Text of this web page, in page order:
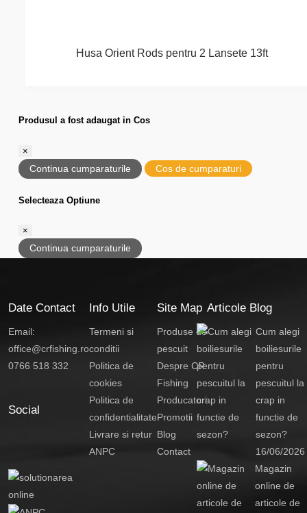
Husa Orient Rods pentru 2 Lansete 13ft
Produsul a fost adaugat in Cos
×
Continua cumparaturile Cos de cumparaturi
Selecteaza Optiune
×
Continua cumparaturile
Date Contact
Email:
office@crfishing.ro
0766 518 332
Social
Info Utile
Termeni si
conditii
Politica de
cookies
Politica de
confidentialitate
Livrare si retur
ANPC
Site Map
Produse de
pescuit
Despre CR
Fishing
Producatori
Promotii
Blog
Contact
Articole Blog
Cum alegi
boiliesurile
pentru
pescuitul la
crap in
functie de
sezon?
16/06/2026
Magazin
online de
articole de